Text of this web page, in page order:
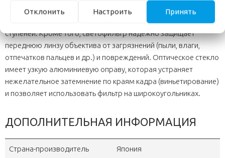
что выгодно выделяет его среди других затемняющих
фильтров. Hoya PRO ND64 увеличивает экспозицию на 6
ступеней. Кроме того, светофильтр надежно защищает
переднюю линзу объектива от загрязнений (пыли, влаги,
отпечатков пальцев и др.) и повреждений. Оптическое стекло
имеет узкую алюминиевую оправу, которая устраняет
нежелательное затемнение по краям кадра (виньетирование)
и позволяет использовать фильтр на широкоугольниках.
ДОПОЛНИТЕЛЬНАЯ ИНФОРМАЦИЯ
Страна-производитель Япония
Отклонить Настроить Принять